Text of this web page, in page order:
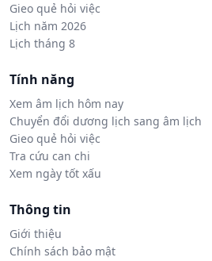
Gieo quẻ hỏi việc
Lịch năm 2026
Lịch tháng 8
Tính năng
Xem âm lịch hôm nay
Chuyển đổi dương lịch sang âm lịch
Gieo quẻ hỏi việc
Tra cứu can chi
Xem ngày tốt xấu
Thông tin
Giới thiệu
Chính sách bảo mật